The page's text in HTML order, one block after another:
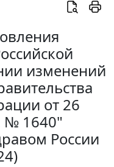
изменений
от 26
№ 1640"
России